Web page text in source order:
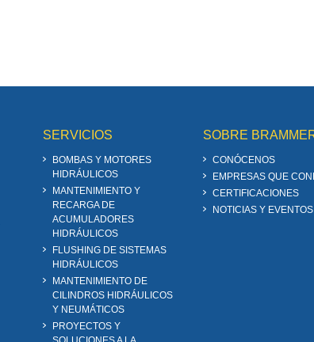
SERVICIOS
BOMBAS Y MOTORES
HIDRÁULICOS
MANTENIMIENTO Y
RECARGA DE
ACUMULADORES
HIDRÁULICOS
FLUSHING DE SISTEMAS
HIDRÁULICOS
MANTENIMIENTO DE
CILINDROS HIDRÁULICOS
Y NEUMÁTICOS
PROYECTOS Y
SOBRE
CONÓCENOS
EMPRESAS QUE
CERTIFICACIONES
NOTICIAS Y EVENTOS